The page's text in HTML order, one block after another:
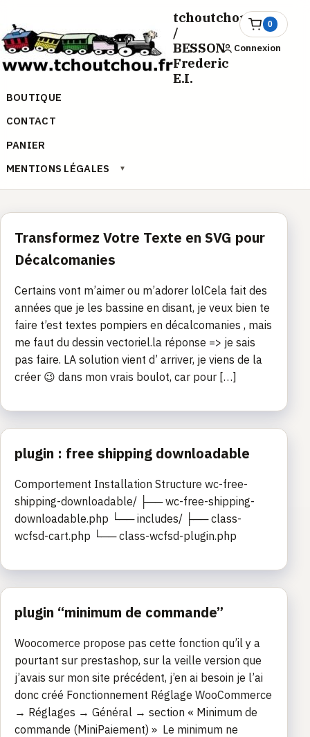
contenu
tchoutchou.fr
/
BESSON
Frederic
E.I.
BOUTIQUE
CONTACT
PANIER
MENTIONS LÉGALES
▾
0
Ouvrir
le
panier
Connexion
Transformez Votre Texte en SVG pour
Décalcomanies
Certains vont m’aimer ou m’adorer lolCela fait des
années que je les bassine en disant, je veux bien te
faire t’est textes pompiers en décalcomanies , mais
me faut du dessin vectoriel.la réponse => je sais
pas faire. LA solution vient d’ arriver, je viens de la
créer 😉 dans mon vrais boulot, car pour […]
plugin : free shipping downloadable
Comportement Installation Structure wc-free-
shipping-downloadable/ ├── wc-free-shipping-
downloadable.php └── includes/ ├── class-
wcfsd-cart.php └── class-wcfsd-plugin.php
plugin “minimum de commande”
Woocomerce propose pas cette fonction qu’il y a
pourtant sur prestashop, sur la veille version que
j’avais sur mon site précédent, j’en ai besoin je l’ai
donc créé Fonctionnement Réglage WooCommerce
→ Réglages → Général → section « Minimum de
commande (MiniPaiement) » Le minimum ne